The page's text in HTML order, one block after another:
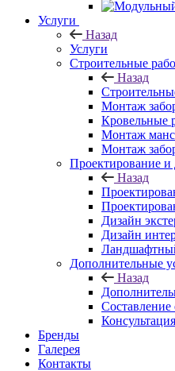
Услуги
Назад
Услуги
Строительные
Назад
Монтаж
Кровельные
Монтаж
Монтаж
Проектирование и
Назад
Дизайн
Дизайн
Дополнительные
Назад
Составление
Бренды
Галерея
Контакты